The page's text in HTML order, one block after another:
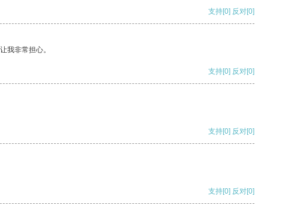
支持[0] 反对[0]
我非常担心。
支持[0] 反对[0]
支持[0] 反对[0]
支持[0] 反对[0]